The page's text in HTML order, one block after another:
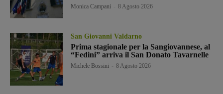
Monica Campani 8 Agosto 2026
San Giovanni Valdarno
Prima stagionale per la Sangiovannese, al
“Fedini” arriva il San Donato Tavarnelle
Michele Bossini 8 Agosto 2026